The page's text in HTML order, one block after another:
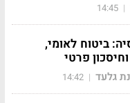
|
14:45
ביטוח לאומי,
פרטי
גלעד |
14:42